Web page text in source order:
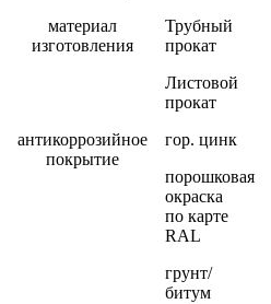
материал
изготовления
Трубный
прокат
Листовой
прокат
антикоррозийное
покрытие
гор. цинк
порошковая
окраска
по карте
RAL
грунт/
битум